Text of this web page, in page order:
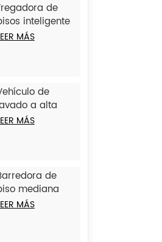
de
inteligente
conductor
MÁS
de
a alta
de 3
MÁS
de
mediana
operador a
MÁS